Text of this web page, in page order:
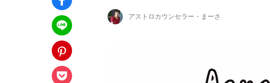
アストロカウンセラー・まーさ